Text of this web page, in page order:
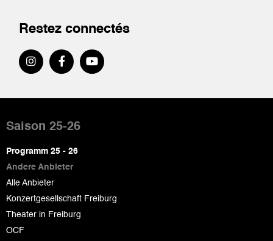
Restez connectés
de
page
Saison 25-26
Programm 25 - 26
Andere Anbieter
Alle Anbieter
Konzertgesellschaft Freiburg
Theater in Freiburg
OCF